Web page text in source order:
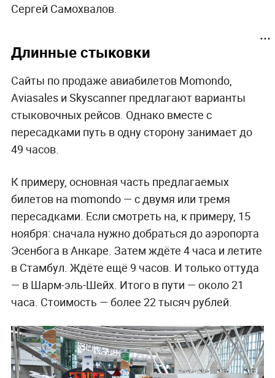
Сергей Самохвалов.
Длинные стыковки
Сайты по продаже авиабилетов Momondo,
Aviasales и Skyscanner предлагают варианты
стыковочных рейсов. Однако вместе с
пересадками путь в одну сторону занимает до
49 часов.
К примеру, основная часть предлагаемых
билетов на momondo — с двумя или тремя
пересадками. Если смотреть на, к примеру, 15
ноября: сначала нужно добраться до аэропорта
Эсенбога в Анкаре. Затем ждёте 4 часа и летите
в Стамбул. Ждёте ещё 9 часов. И только оттуда
— в Шарм-эль-Шейх. Итого в пути — около 21
часа. Стоимость — более 22 тысяч рублей.